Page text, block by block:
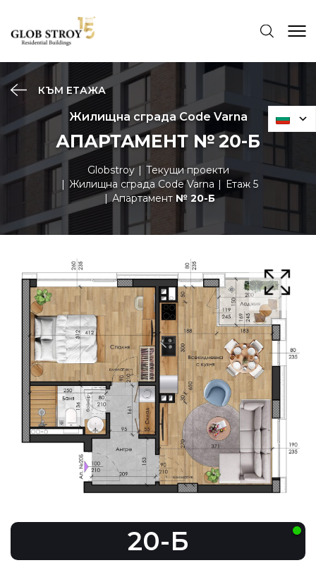
КЪМ ЕТАЖА
Жилищна сграда Code Varna
АПАРТАМЕНТ № 20-Б
Globstroy
Текущи проекти
Жилищна сграда Code Varna
Етаж 5
Апартамент № 20-Б
20-Б